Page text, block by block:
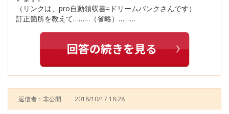
（リンクは、pro自動領収書=ドリームバンクさんです）
訂正箇所を教えて………（省略）………
返信者：非公開 2018/10/17 18:28